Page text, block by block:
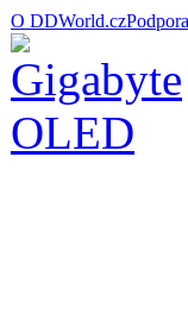
O DDWorld.cz